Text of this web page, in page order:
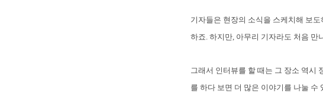
기자들은 현장의 소식을 스케치해 보
하죠. 하지만, 아무리 기자라도 처음
그래서 인터뷰를 할 때는 그 장소 역시
를 하다 보면 더 많은 이야기를 나눌 수